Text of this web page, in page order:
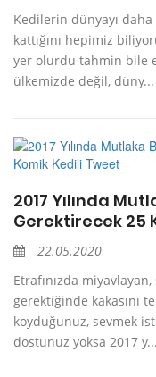
Kedilerin dünyayı
kattığını hepimiz
yer olurdu tahmin bile
ülkemizde değil, düny...
2017 Yılında
Gerektirecek 25
22.05.2020
Etrafınızda
gerektiğinde kakasını
koyduğunuz, sevmek
dostunuz yoksa 2017 y...